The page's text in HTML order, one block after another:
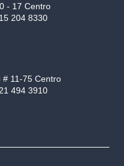
- 17 Centro
204 8330
# 11-75 Centro
494 3910